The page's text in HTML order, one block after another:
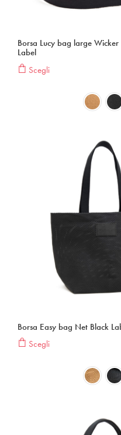
Borsa Lucy bag large Wicker
Label
Scegli
Borsa Easy bag Net Black
Scegli